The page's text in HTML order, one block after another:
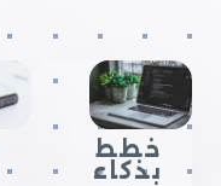
خطط
بذكاء